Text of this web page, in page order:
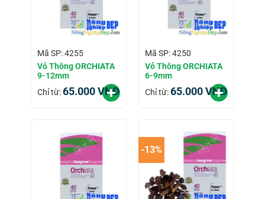
Mã SP: 4255
Vỏ Thông ORCHIATA
9-12mm
Chỉ từ:65.000VNĐ
Mã SP: 4250
Vỏ Thông ORCHIATA
6-9mm
Chỉ từ:65.000VNĐ
-13%